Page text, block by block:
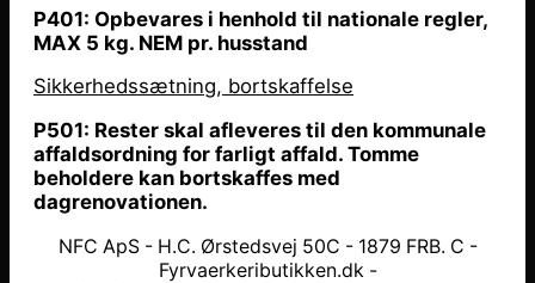
P401: Opbevares i henhold til nationale regler,
MAX 5 kg. NEM pr. husstand
Sikkerhedssætning, bortskaffelse
P501: Rester skal afleveres til den kommunale
affaldsordning for farligt affald. Tomme
beholdere kan bortskaffes med
dagrenovationen.
NFC ApS - H.C. Ørstedsvej 50C - 1879 FRB. C -
Fyrvaerkeributikken.dk -